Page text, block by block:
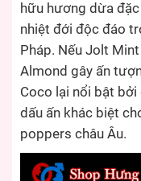
hữu hương dừa
nhiệt đới độc đáo
Pháp. Nếu Jolt
Almond gây ấn
Coco lại nổi bật
dấu ấn khác biệt
poppers châu Âu.